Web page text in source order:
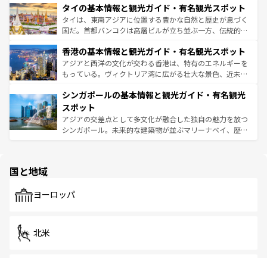
わってみてほしい。 なお、新着の韓国情報はコンテンツ一
覧 を参照してほしい。
急速な発展と共に伝統が息づく。ハノイの古い町並みやホ
ーチミン市のフランス統治時代の建物も、独特の雰囲気を
醸し出している。また、バラエティの豊かさとおいしさで
とつ。フォーやバインミー、ベトナムコーヒーなどは、ぜ
ひ現地で味わいたい。どの地域を訪れてもあたたかい人々
が旅行者を迎えてくれるので、きっと忘れられない旅にな
参照してほしい。
タイの基本情報と観光ガイド・有名観光スポット
タイは、東南アジアに位置する豊かな自然と歴史が息づく
国だ。首都バンコクは高層ビルが立ち並ぶ一方、伝統的な
の活気が交差している。北部ではチェンマイなどの山岳地
帯で自然と触れ合い、南部ではプーケットやクラビの美し
いビーチでリゾート気分を楽しむことができる。タイ料理
激する。気候は一年中温暖で、どの季節にも異なる楽しみ
が待っている。親しみやすいタイの人々、仏教を中心とし
た文化、そして多様な観光資源が、訪れる旅人を魅了し続
ける。 なお、新着のタイ情報はコンテンツ一覧を参照して
香港の基本情報と観光ガイド・有名観光スポット
アジアと西洋の文化が交わる香港は、特有のエネルギーを
もっている。ヴィクトリア湾に広がる壮大な景色、近未来
み、どこを訪れても感動するはず。観光スポットが密集し
ており、効率よく見どころを回れるのも魅力。息をのむよ
うな絶景から文化的な体験まで、香港を存分に楽しみ尽く
そう。 なお、新着の香港情報はコンテンツ一覧を参照して
シンガポールの基本情報と観光ガイド・有名観光
スポット
アジアの交差点として多文化が融合した独自の魅力を放つ
シンガポール。未来的な建築物が並ぶマリーナベイ、歴史
で、ホーカーズは地元の風情を楽しめる外せないスポット
国と地域
ヨーロッパ
北米